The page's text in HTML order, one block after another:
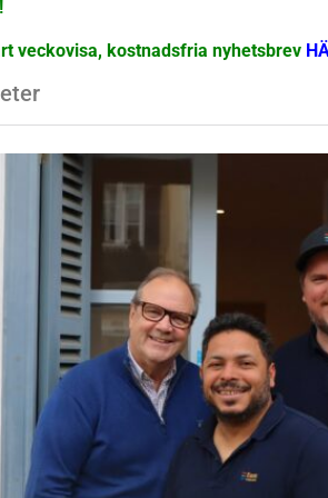
veckovisa, kostnadsfria nyhetsbrev